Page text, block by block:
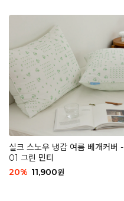
실크 스노우 냉감 여름 베개커버 -
01 그린 민티
20% 11,900원